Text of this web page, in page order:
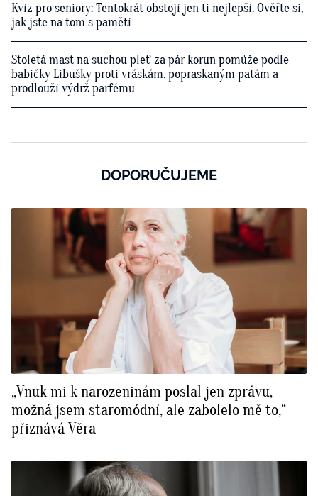
Kvíz pro seniory: Tentokrát obstojí jen ti nejlepší. Ověřte si,
jak jste na tom s pamětí
Stoletá mast na suchou pleť za pár korun pomůže podle
babičky Libušky proti vráskám, popraskaným patám a
prodlouží výdrž parfému
DOPORUČUJEME
„Vnuk mi k narozeninám poslal jen zprávu,
možná jsem staromódní, ale zabolelo mě to,“
přiznává Věra